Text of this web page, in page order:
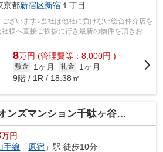
京都新宿区新宿 １丁目
ざいます♪当社は他社に負けない総合仲介店を
様へ直接ご挨拶に行き最新の物件を頂きお客
情報は...
8万円 (管理費等：8,000円 )
敷金 1ヶ月 礼金
1ヶ月
9階 / 1R / 18.38㎡
ンズマンション千駄ヶ谷第２
万円
手線 「 原宿 」駅 徒歩10分